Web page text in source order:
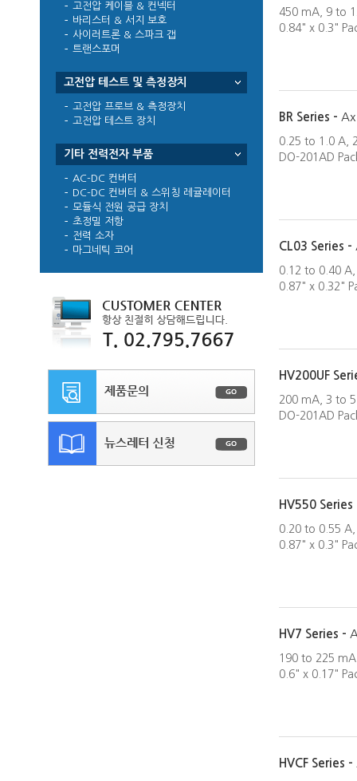
고전압 케이블 & 컨넥터
바리스터 & 서지 보호
사이러트론 & 스파크 갭
트랜스포머
고전압 테스트 및 측정장치
고전압 프로브 & 측정장치
고전압 테스트 장치
기타 전력전자 부품
AC-DC 컨버터
DC-DC 컨버터 & 스위칭 레귤레이터
모듈식 전원 공급 장치
초정밀 저항
전력 소자
마그네틱 코어
450 mA, 9 to
0.84" x 0.3"
BR Series -
0.25 to 1.0 A,
DO-201AD
CL03 Series -
0.12 to 0.40
0.87" x 0.32"
HV200UF
200 mA, 3 to
DO-201AD
HV550
0.20 to 0.55
0.87" x 0.3"
HV7 Series -
190 to 225
0.6" x 0.17"
HVCF Series -